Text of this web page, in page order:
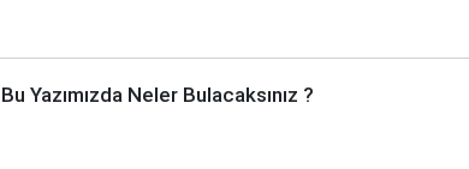
Bu Yazımızda Neler Bulacaksınız ?